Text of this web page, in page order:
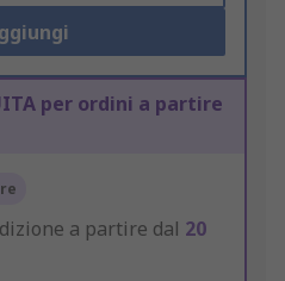
per ordini a partire
a partire dal 20